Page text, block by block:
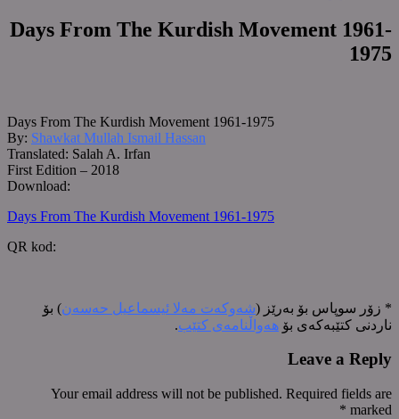
Days From The Kurdish Movement 1961-
1975
Days From The Kurdish Movement 1961-1975
By: Shawkat Mullah Ismail Hassan
Translated: Salah A. Irfan
First Edition – 2018
Download:
Days From The Kurdish Movement 1961-1975
QR kod:
* زۆر سوپاس بۆ بەرێز (شەوكەت مەلا ئیسماعیل حەسەن) بۆ
ناردنی کتێبەکەی بۆ هەواڵنامەی کتێب.
Leave a Reply
Your email address will not be published. Required fields are
marked
*